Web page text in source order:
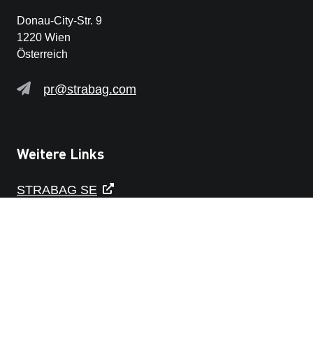
Donau-City-Str. 9
1220 Wien
Österreich
pr@strabag.com
Weitere Links
STRABAG SE